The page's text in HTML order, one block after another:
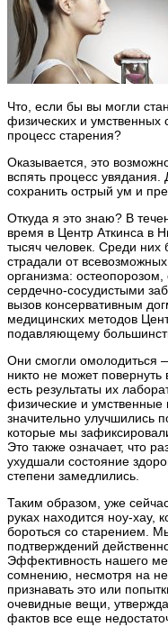
Что, если бы вы могли
физических и
процесс старения?
Оказывается, это
вспять процесс
сохранить острый ум и
Откуда я это знаю? В
время в Центр Аткинса в
тысяч человек. Среди
страдали от
организма:
сердечно-сосудистыми
вызов консервативным
медицинских методов
подавляющему
Они смогли омолодиться
никто не может
есть результаты их
физические и
значительно улучшились
которые мы
Это также означает, что
ухудшали состояние
степени замедлились.
Таким образом, уже
руках находится ноу-хау,
бороться со старением.
подтверждений
Эффективность нашего
сомнению, несмотря на
признавать это или
очевидные вещи,
фактов все еще